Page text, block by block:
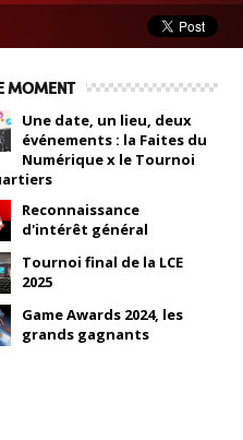
MOMENT
Une date, un lieu, deux
événements : la Faites du
Numérique x le Tournoi
Reconnaissance
d'intérêt général
Tournoi final de la LCE
2025
Game Awards 2024, les
grands gagnants